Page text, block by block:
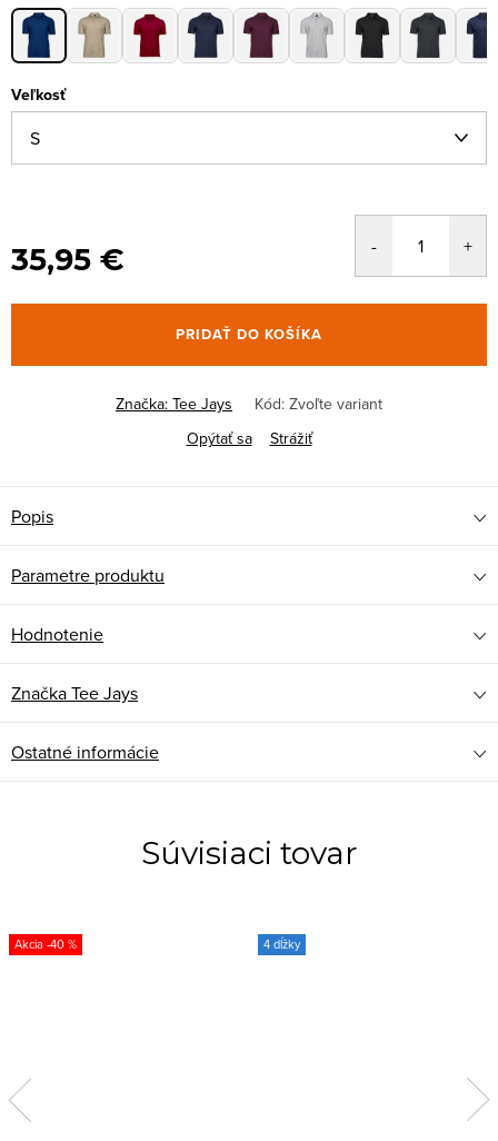
Veľkosť
35,95 €
PRIDAŤ DO KOŠÍKA
Značka: Tee Jays Kód: Zvoľte variant
Opýtať sa
Strážiť
Popis
Parametre produktu
Hodnotenie
ZnačkaTee Jays
Ostatné informácie
Súvisiaci tovar
-40 % 4 dĺžky